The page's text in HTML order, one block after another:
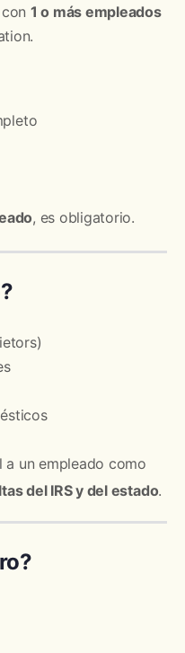
1 o más empleados
, es obligatorio.
a un empleado como
del IRS y del estado.